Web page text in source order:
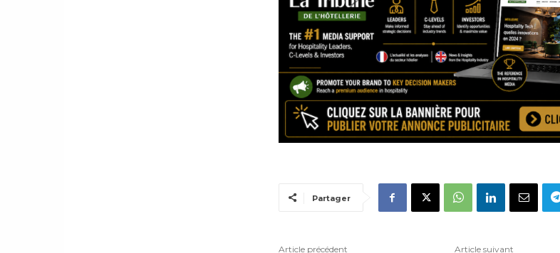
Partager
Article précédent Article suivant